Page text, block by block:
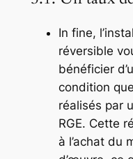
In fine,
réversible
bénéficier
condition
réalisés par
RGE. Cette
à l’achat du